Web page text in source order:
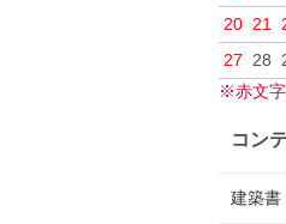
20 21
27 28
※赤文
コン
建築書